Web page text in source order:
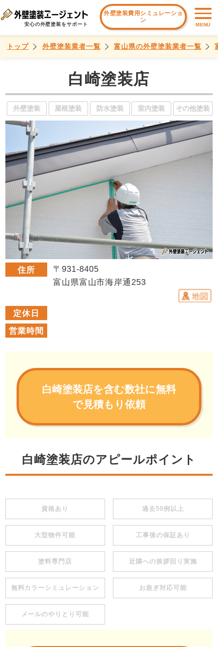
安心の外壁塗装をサポート
外壁塗装費用シミュレーショ
ン
MENU
トップ 外壁塗装業者一覧 富山県の外壁塗装業者一覧
白崎塗装店
外壁塗装 屋根塗装 防水塗装 室内塗装 その他塗装
住所
〒931-8405
富山県富山市海岸通253
定休日
営業時間
白崎塗装店を含む数社に無料
で見積もり依頼
白崎塗装店のアピールポイント
資格あり 過去50例以上
大型物件可能 工事後の保証あり
塗料専門店 近隣への挨拶回り実施
無料カラーシミュレーション お急ぎ対応可能
メールのやりとり可能